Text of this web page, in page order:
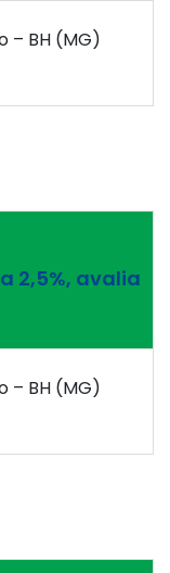
– BH (MG)
2,5%, avalia
– BH (MG)